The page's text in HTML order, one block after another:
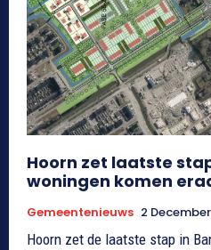
Hoorn zet laatste
woningen komen
Gemeentenieuws 2
Hoorn zet de laatste stap in